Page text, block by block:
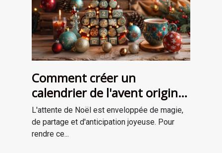
Comment créer un
calendrier de l'avent original
pour attendre Noël
L'attente de Noël est enveloppée de magie,
de partage et d'anticipation joyeuse. Pour
rendre ce...